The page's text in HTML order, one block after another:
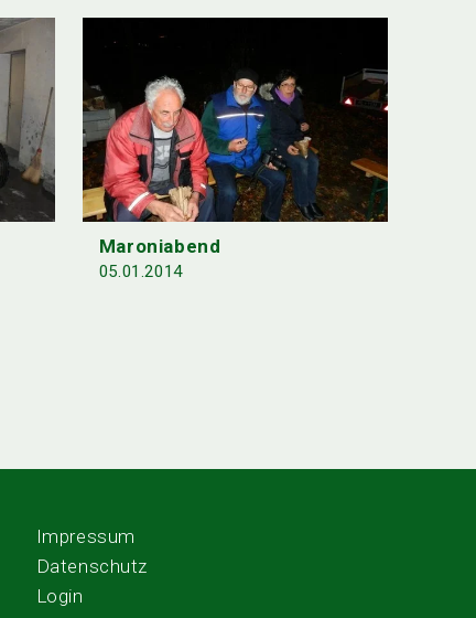
Maroniabend
05.01.2014
Impressum
Datenschutz
Login